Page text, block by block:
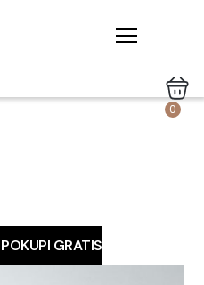
0
GRATIS